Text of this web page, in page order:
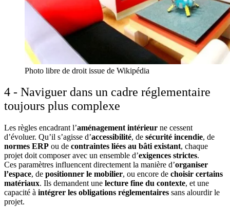
Photo libre de droit issue de Wikipédia
4 - Naviguer dans un cadre réglementaire
toujours plus complexe
Les règles encadrant l’aménagement intérieur ne cessent
d’évoluer. Qu’il s’agisse d’accessibilité, de sécurité incendie, de
normes ERP ou de contraintes liées au bâti existant, chaque
projet doit composer avec un ensemble d’exigences strictes.
Ces paramètres influencent directement la manière d’organiser
l’espace, de positionner le mobilier, ou encore de choisir certains
matériaux. Ils demandent une lecture fine du contexte, et une
capacité à intégrer les obligations réglementaires sans alourdir le
projet.